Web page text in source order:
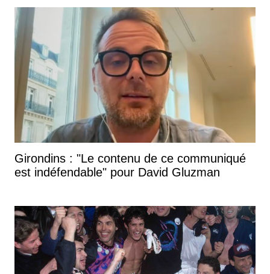
Girondins : "Le contenu de ce communiqué
est indéfendable" pour David Gluzman